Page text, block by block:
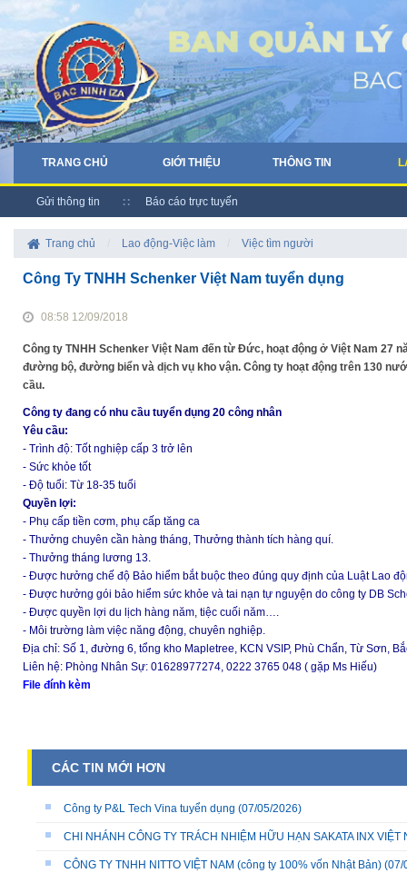
TRANG CHỦ GIỚI THIỆU THÔNG TIN
Gửi thông tin Báo cáo trực tuyến
Trang chủ Lao động-Việc làm Việc tìm người
Công Ty TNHH Schenker Việt Nam tuyển dụng
08:58 12/09/2018
Công ty TNHH Schenker Việt Nam đến từ Đức, hoạt động ở Việt Nam 27
đường bộ, đường biển và dịch vụ kho vận. Công ty hoạt động trên 130
cầu.
Công ty đang có nhu cầu tuyển dụng 20 công nhân
Yêu cầu:
- Trình độ: Tốt nghiệp cấp 3 trở lên
- Sức khỏe tốt
- Độ tuổi: Từ 18-35 tuổi
Quyền lợi:
- Phụ cấp tiền cơm, phụ cấp tăng ca
- Thưởng chuyên cần hàng tháng, Thưởng thành tích hàng quí.
- Thưởng tháng lương 13.
- Được hưởng chế độ Bảo hiểm bắt buộc theo đúng quy định của Luật Lao
- Được hưởng gói bảo hiểm sức khỏe và tai nạn tự nguyện do công ty DB
- Được quyền lợi du lịch hàng năm, tiệc cuối năm….
- Môi trường làm việc năng động, chuyên nghiệp.
Địa chỉ: Số 1, đường 6, tổng kho Mapletree, KCN VSIP, Phù Chẩn, Từ Sơn,
Liên hệ: Phòng Nhân Sự: 01628977274, 0222 3765 048 ( gặp Ms Hiếu)
File đính kèm
CÁC TIN MỚI HƠN
Công ty P&L Tech Vina tuyển dụng (07/05/2026)
CHI NHÁNH CÔNG TY TRÁCH NHIỆM HỮU HẠN SAKATA INX
CÔNG TY TNHH NITTO VIỆT NAM (công ty 100% vốn Nhật Bản) (07/